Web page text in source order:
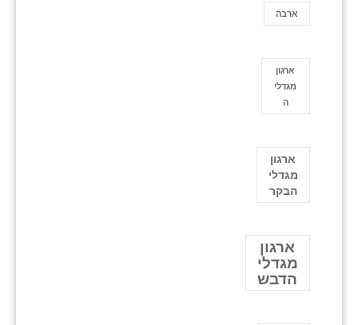
ארבה
ארגון
מגדלי
ה
ארגון
מגדלי
הבקר
ארגון
מגדלי
הדבש